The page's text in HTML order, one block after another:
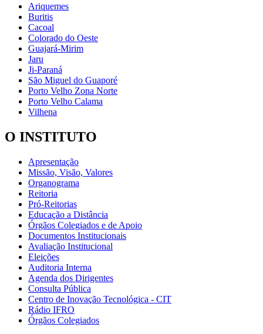
Ariquemes
Buritis
Cacoal
Colorado do Oeste
Guajará-Mirim
Jaru
Ji-Paraná
São Miguel do Guaporé
Porto Velho Zona Norte
Porto Velho Calama
Vilhena
O INSTITUTO
Apresentação
Missão, Visão, Valores
Organograma
Reitoria
Pró-Reitorias
Educação a Distância
Órgãos Colegiados e de Apoio
Documentos Institucionais
Avaliação Institucional
Eleições
Auditoria Interna
Agenda dos Dirigentes
Consulta Pública
Centro de Inovação Tecnológica - CIT
Rádio IFRO
Órgãos Colegiados